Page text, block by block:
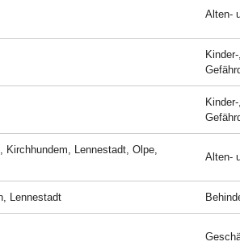
Alten-
Kirchhundem, Lennestadt, Olpe,
Alten-
Lennestadt